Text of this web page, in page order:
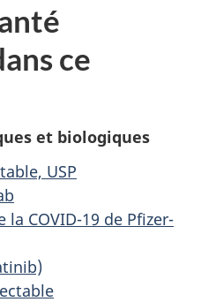
ce
et biologiques
USP
COVID-19 de Pfizer-